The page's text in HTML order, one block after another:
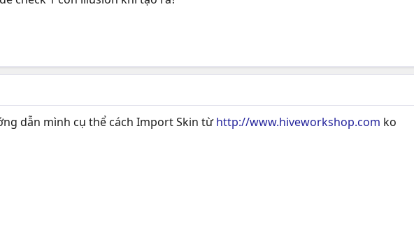
dẫn mình cụ thể cách Import Skin từhttp://www.hiveworkshop.com ko